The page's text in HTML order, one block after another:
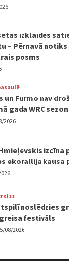
izklaides
– Pērnavā notiks
posms
un Furmo nav
gada WRC
2026
izcīna
ekorallija kausa
noslēdzies
festivāls
08/2026